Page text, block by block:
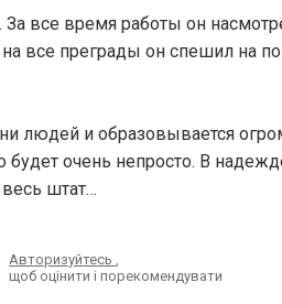
все время работы он
все преграды он спешил на
людей и образовывается
очень непросто. В
штат…
Авторизуйтесь
щоб оцінити і порекомендувати